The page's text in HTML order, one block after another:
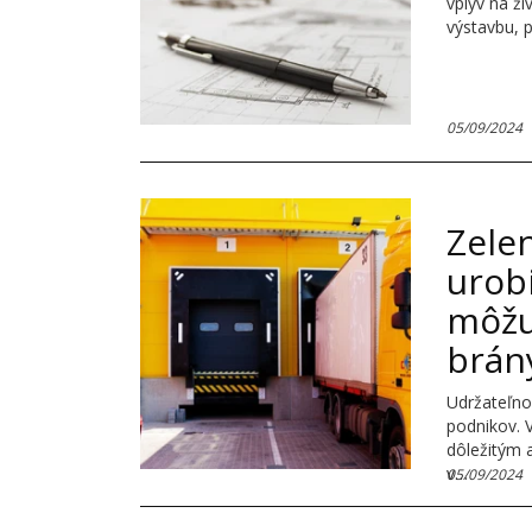
výstavbu,
05/09/2024
podnikov.
dôležitým
v…
05/09/2024